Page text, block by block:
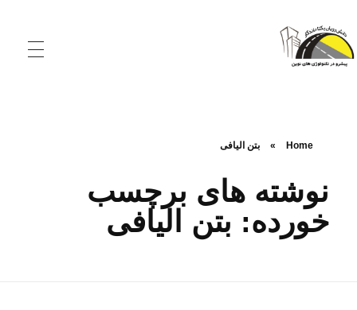
Home
» بتن الیافی
نوشته های برچسب
خورده: بتن الیافی